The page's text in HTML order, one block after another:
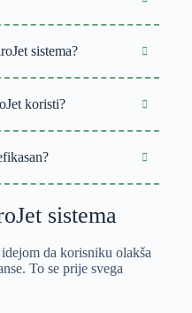
sistema
da korisniku olakša
To se prije svega
sistema?
koristi?